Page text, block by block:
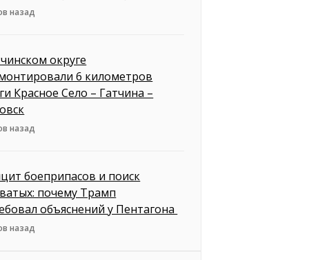
назад
округе
6 километров
Красное Село – Гатчина –
назад
боеприпасов и поиск
почему Трамп
объяснений у Пентагона
назад